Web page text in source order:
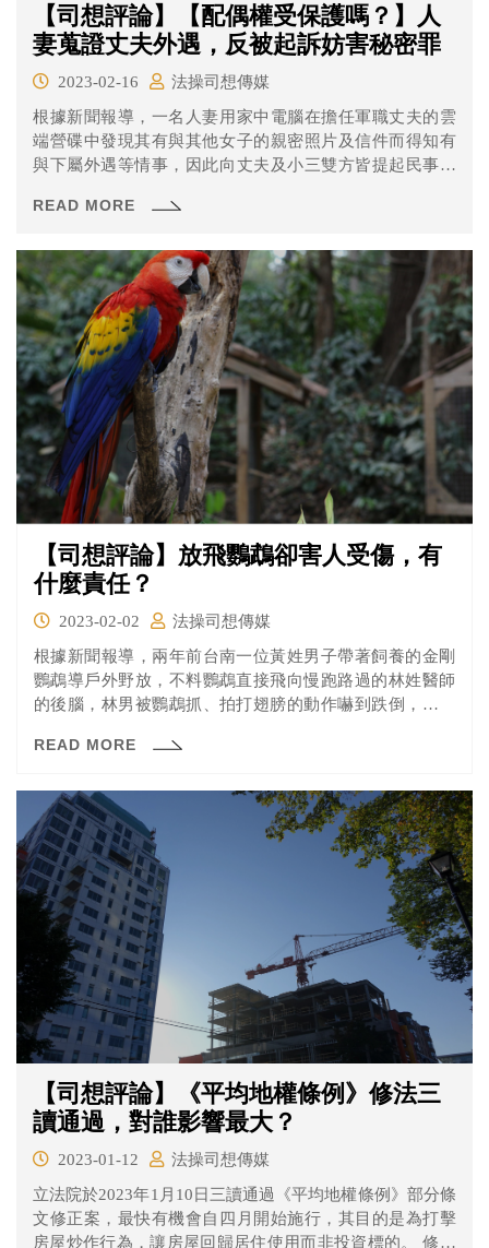
【司想評論】【配偶權受保護嗎？】人
妻蒐證丈夫外遇，反被起訴妨害秘密罪
2023-02-16
法操司想傳媒
根據新聞報導，一名人妻用家中電腦在擔任軍職丈夫的雲
端營碟中發現其有與其他女子的親密照片及信件而得知有
與下屬外遇等情事，因此向丈夫及小三雙方皆提起民事求
民事上成功獲得和解金，但女子查看丈夫雲端硬碟的行為
（丈夫則未提告妨害電腦使用罪）。這是為什麼呢？一起
來看看法操的分析。
READ MORE
【司想評論】放飛鸚鵡卻害人受傷，有
什麼責任？
2023-02-02
法操司想傳媒
根據新聞報導，兩年前台南一位黃姓男子帶著飼養的金剛
鸚鵡導戶外野放，不料鸚鵡直接飛向慢跑路過的林姓醫師
的後腦，林男被鸚鵡抓、拍打翅膀的動作嚇到跌倒，導致
READ MORE
【司想評論】《平均地權條例》修法三
讀通過，對誰影響最大？
2023-01-12
法操司想傳媒
立法院於2023年1月10日三讀通過《平均地權條例》部分條
文修正案，最快有機會自四月開始施行，其目的是為打擊
房屋炒作行為，讓房屋回歸居住使用而非投資標的。 修法